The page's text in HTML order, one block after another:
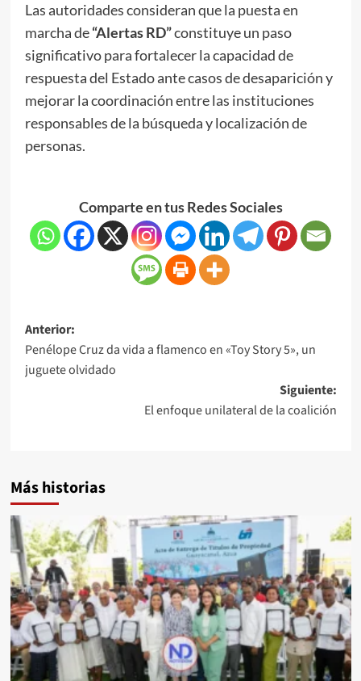
Las autoridades consideran que la puesta en
marcha de“Alertas RD”constituye un paso
significativo para fortalecer la capacidad de
respuesta del Estado ante casos de desaparición y
mejorar la coordinación entre las instituciones
responsables de la búsqueda y localización de
personas.
Comparte en tus Redes Sociales
Anterior:
Penélope Cruz da vida a flamenco en «Toy Story 5», un
juguete olvidado
Siguiente:
El enfoque unilateral de la coalición
Más historias